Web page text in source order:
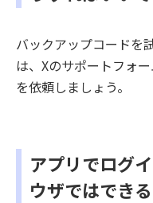
バックアップコードを
は、Xのサポートフォ
を依頼しましょう。
アプリでログ
ウザではでき